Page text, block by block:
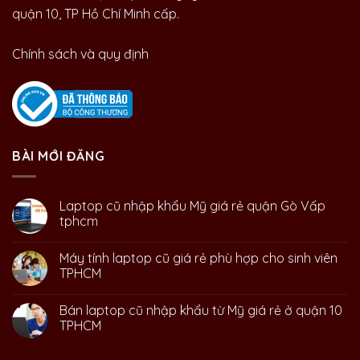
quận 10, TP Hồ Chí Minh cấp.
Chính sách và quy định
BÀI MỚI ĐĂNG
Laptop cũ nhập khẩu Mỹ giá rẻ quận Gò Vấp
tphcm
Máy tính laptop cũ giá rẻ phù hợp cho sinh viên
TPHCM
Bán laptop cũ nhập khẩu từ Mỹ giá rẻ ở quận 10
TPHCM